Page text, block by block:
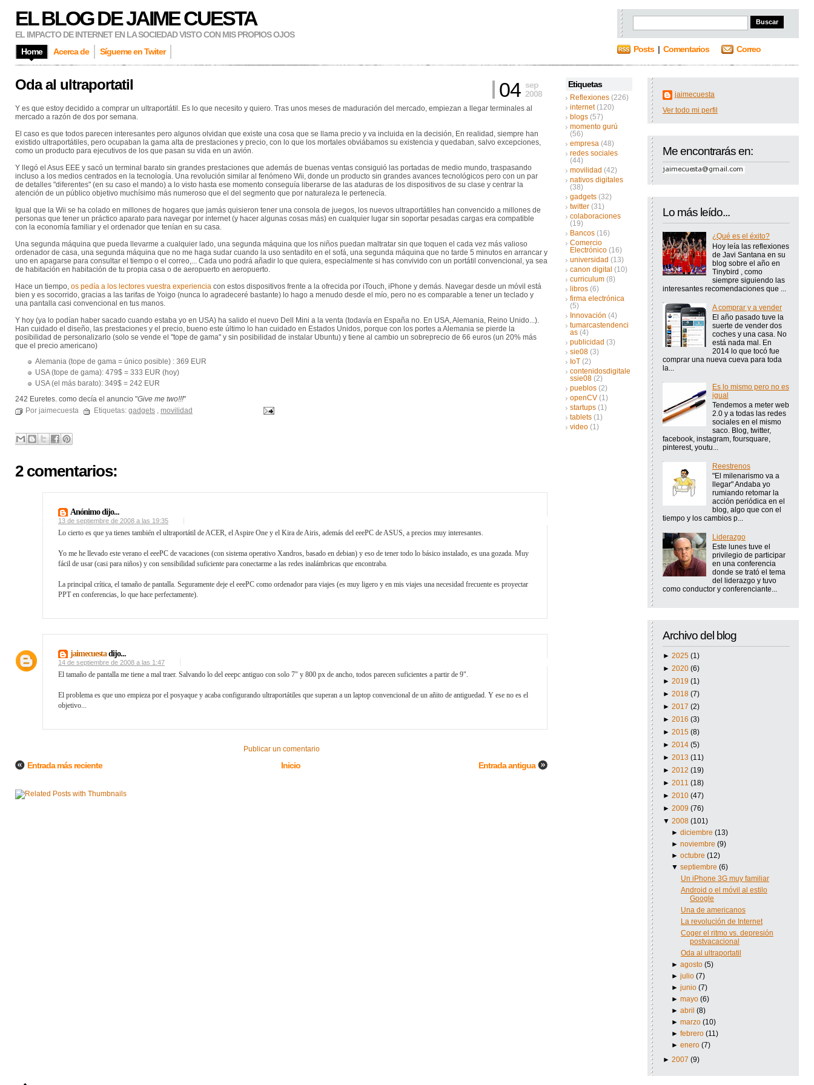
EL BLOG DE JAIME CUESTA
EL IMPACTO DE INTERNET EN LA SOCIEDAD VISTO CON MIS PROPIOS OJOS
Home
Acerca de Sígueme en Twiter Posts| Comentarios Correo
Etiquetas
Reflexiones (226)
internet (120)
blogs (57)
momento gurú
(56)
empresa (48)
redes sociales
(44)
movilidad (42)
nativos digitales
(38)
gadgets (32)
twitter (31)
colaboraciones
(19)
Bancos (16)
Comercio
Electrónico (16)
universidad (13)
canon digital (10)
curriculum (8)
libros (6)
firma electrónica
(5)
Innovación (4)
tumarcastendenci
as (4)
publicidad (3)
sie08 (3)
IoT (2)
contenidosdigitale
ssie08 (2)
pueblos (2)
openCV (1)
startups (1)
tablets (1)
video (1)
jaimecuesta
Ver todo mi perfil
Me encontrarás en:
Lo más leído...
¿Qué es el éxito?
Hoy leía las reflexiones
de Javi Santana en su
blog sobre el año en
Tinybird , como
siempre siguiendo las
interesantes recomendaciones que ...
A comprar y a vender
El año pasado tuve la
suerte de vender dos
coches y una casa. No
está nada mal. En
2014 lo que tocó fue
comprar una nueva cueva para toda
la...
Es lo mismo pero no es
igual
Tendemos a meter web
2.0 y a todas las redes
sociales en el mismo
saco. Blog, twitter,
facebook, instagram, foursquare,
pinterest, youtu...
Reestrenos
"El milenarismo va a
llegar" Andaba yo
rumiando retomar la
acción periódica en el
blog, algo que con el
tiempo y los cambios p...
Liderazgo
Este lunes tuve el
privilegio de participar
en una conferencia
donde se trató el tema
del liderazgo y tuvo
como conductor y conferenciante...
Archivo del blog
► 2025 (1)
► 2020 (6)
► 2019 (1)
► 2018 (7)
► 2017 (2)
► 2016 (3)
► 2015 (8)
► 2014 (5)
► 2013 (11)
► 2012 (19)
► 2011 (18)
► 2010 (47)
► 2009 (76)
▼ 2008 (101)
►diciembre(13)
►noviembre(9)
►octubre(12)
▼septiembre(6)
Un iPhone 3G muy familiar
Android o el móvil al estilo
Google
Una de americanos
La revolución de Internet
Coger el ritmo vs. depresión
postvacacional
Oda al ultraportatil
►agosto(5)
►julio(7)
►junio(7)
►mayo(6)
►abril(8)
►marzo(10)
►febrero(11)
►enero(7)
► 2007 (9)
Oda al ultraportatil 04 sep
2008
Y es que estoy decidido a comprar un ultraportátil. Es lo que necesito y quiero. Tras unos meses de maduración del mercado, empiezan a llegar terminales al
mercado a razón de dos por semana.
El caso es que todos parecen interesantes pero algunos olvidan que existe una cosa que se llama precio y va incluida en la decisión, En realidad, siempre han
existido ultraportátiles, pero ocupaban la gama alta de prestaciones y precio, con lo que los mortales obviábamos su existencia y quedaban, salvo excepciones,
como un producto para ejecutivos de los que pasan su vida en un avión.
Y llegó el Asus EEE y sacó un terminal barato sin grandes prestaciones que además de buenas ventas consiguió las portadas de medio mundo, traspasando
incluso a los medios centrados en la tecnología. Una revolución similar al fenómeno Wii, donde un producto sin grandes avances tecnológicos pero con un par
de detalles "diferentes" (en su caso el mando) a lo visto hasta ese momento conseguía liberarse de las ataduras de los dispositivos de su clase y centrar la
atención de un público objetivo muchísimo más numeroso que el del segmento que por naturaleza le pertenecía.
Igual que la Wii se ha colado en millones de hogares que jamás quisieron tener una consola de juegos, los nuevos ultraportátiles han convencido a millones de
personas que tener un práctico aparato para navegar por internet (y hacer algunas cosas más) en cualquier lugar sin soportar pesadas cargas era compatible
con la economía familiar y el ordenador que tenían en su casa.
Una segunda máquina que pueda llevarme a cualquier lado, una segunda máquina que los niños puedan maltratar sin que toquen el cada vez más valioso
ordenador de casa, una segunda máquina que no me haga sudar cuando la uso sentadito en el sofá, una segunda máquina que no tarde 5 minutos en arrancar y
uno en apagarse para consultar el tiempo o el correo,... Cada uno podrá añadir lo que quiera, especialmente si has convivido con un portátil convencional, ya sea
de habitación en habitación de tu propia casa o de aeropuerto en aeropuerto.
Hace un tiempo, os pedía a los lectores vuestra experiencia con estos dispositivos frente a la ofrecida por iTouch, iPhone y demás. Navegar desde un móvil está
bien y es socorrido, gracias a las tarifas de Yoigo (nunca lo agradeceré bastante) lo hago a menudo desde el mío, pero no es comparable a tener un teclado y
una pantalla casi convencional en tus manos.
Y hoy (ya lo podían haber sacado cuando estaba yo en USA) ha salido el nuevo Dell Mini a la venta (todavía en España no. En USA, Alemania, Reino Unido...).
Han cuidado el diseño, las prestaciones y el precio, bueno este último lo han cuidado en Estados Unidos, porque con los portes a Alemania se pierde la
posibilidad de personalizarlo (solo se vende el "tope de gama" y sin posibilidad de instalar Ubuntu) y tiene al cambio un sobreprecio de 66 euros (un 20% más
que el precio americano)
Alemania (tope de gama = único posible) : 369 EUR
USA (tope de gama): 479$ = 333 EUR (hoy)
USA (el más barato): 349$ = 242 EUR
242 Euretes. como decía el anuncio "Give me two!!!"
Por jaimecuesta
Etiquetas: gadgets , movilidad
2 comentarios:
Anónimo dijo...
13 de septiembre de 2008 a las 19:35
Lo cierto es que ya tienes también el ultraportátil de ACER, el Aspire One y el Kira de Airis, además del eeePC de ASUS, a precios muy interesantes.
Yo me he llevado este verano el eeePC de vacaciones (con sistema operativo Xandros, basado en debian) y eso de tener todo lo básico instalado, es una gozada. Muy
fácil de usar (casi para niños) y con sensibilidad suficiente para conectarme a las redes inalámbricas que encontraba.
La principal crítica, el tamaño de pantalla. Seguramente deje el eeePC como ordenador para viajes (es muy ligero y en mis viajes una necesidad frecuente es proyectar
PPT en conferencias, lo que hace perfectamente).
jaimecuestadijo...
14 de septiembre de 2008 a las 1:47
El tamaño de pantalla me tiene a mal traer. Salvando lo del eeepc antiguo con solo 7" y 800 px de ancho, todos parecen suficientes a partir de 9".
El problema es que uno empieza por el posyaque y acaba configurando ultraportátiles que superan a un laptop convencional de un añito de antiguedad. Y ese no es el
objetivo...
Publicar un comentario
Entrada más reciente Entrada antigua
Inicio